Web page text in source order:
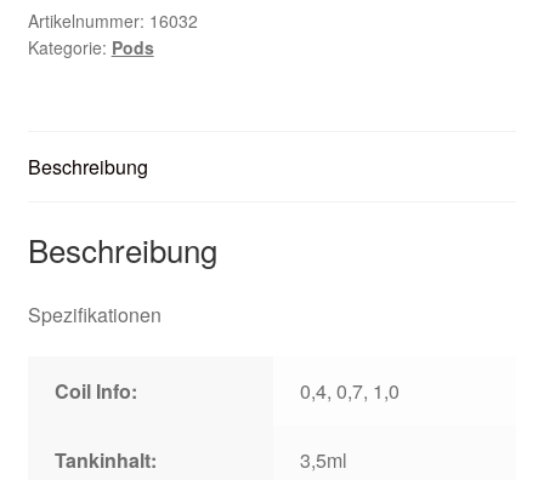
Kontaktformular
Artikelnummer: 16032
Kategorie: Pods
Beschreibung
Beschreibung
Spezifikationen
Coil Info: 0,4, 0,7, 1,0
Tankinhalt: 3,5ml